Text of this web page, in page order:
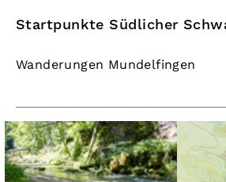
Startpunkte Südlicher
Wanderungen Mundelfingen